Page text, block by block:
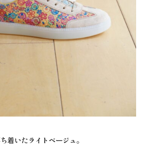
着いたライトベージュ。